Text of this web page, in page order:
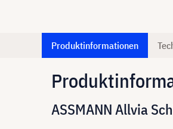
Produktinformationen
ASSMANN Allvia